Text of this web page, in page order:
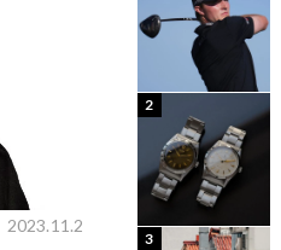
2023.11.2
2
3